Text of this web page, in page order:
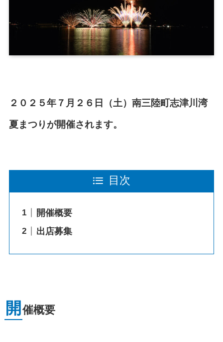
２０２５年７月２６日（土）南三陸町志津川湾
夏まつりが開催されます。
目次
開催概要
出店募集
開 催概要